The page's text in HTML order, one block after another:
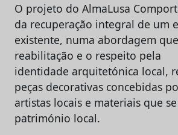
O projeto do AlmaLusa
da recuperação integral de um
existente, numa abordagem
reabilitação e o respeito pela
identidade arquitetónica local,
peças decorativas concebidas
artistas locais e materiais que
património local.